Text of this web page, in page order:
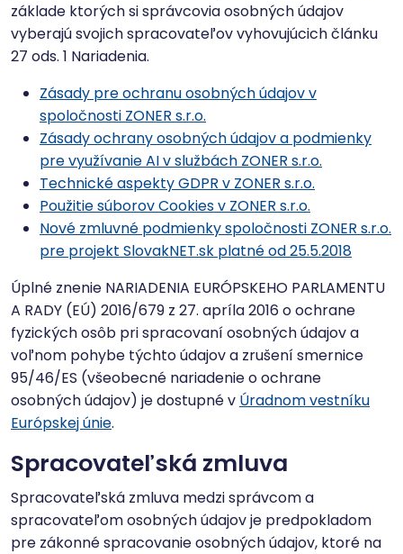
základe ktorých si správcovia osobných údajov
vyberajú svojich spracovateľov vyhovujúcich článku
27 ods. 1 Nariadenia.
Zásady pre ochranu osobných údajov v
spoločnosti ZONER s.r.o.
Zásady ochrany osobných údajov a podmienky
pre využívanie AI v službách ZONER s.r.o.
Technické aspekty GDPR v ZONER s.r.o.
Použitie súborov Cookies v ZONER s.r.o.
Nové zmluvné podmienky spoločnosti ZONER s.r.o.
pre projekt SlovakNET.sk platné od 25.5.2018
Úplné znenie NARIADENIA EURÓPSKEHO PARLAMENTU
A RADY (EÚ) 2016/679 z 27. apríla 2016 o ochrane
fyzických osôb pri spracovaní osobných údajov a
voľnom pohybe týchto údajov a zrušení smernice
95/46/ES (všeobecné nariadenie o ochrane
osobných údajov) je dostupné v Úradnom vestníku
Európskej únie.
Spracovateľská zmluva
Spracovateľská zmluva medzi správcom a
spracovateľom osobných údajov je predpokladom
pre zákonné spracovanie osobných údajov, ktoré na